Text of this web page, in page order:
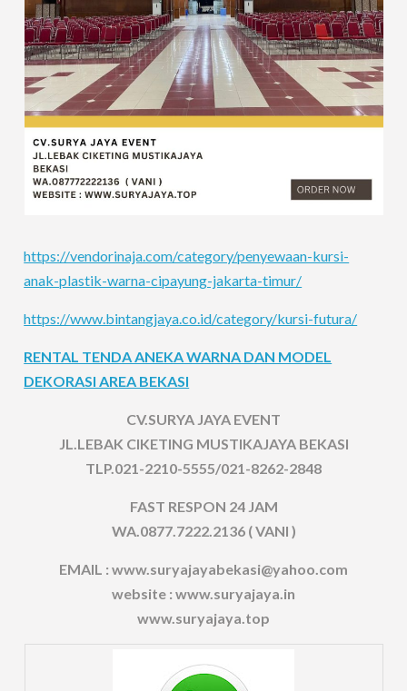
https://vendorinaja.com/category/penyewaan-kursi-
anak-plastik-warna-cipayung-jakarta-timur/
https://www.bintangjaya.co.id/category/kursi-futura/
RENTAL TENDA ANEKA WARNA DAN MODEL
DEKORASI AREA BEKASI
CV.SURYA JAYA EVENT
JL.LEBAK CIKETING MUSTIKAJAYA BEKASI
TLP.021-2210-5555/021-8262-2848
FAST RESPON 24 JAM
WA.0877.7222.2136 ( VANI )
EMAIL : www.suryajayabekasi@yahoo.com
website : www.suryajaya.in
www.suryajaya.top